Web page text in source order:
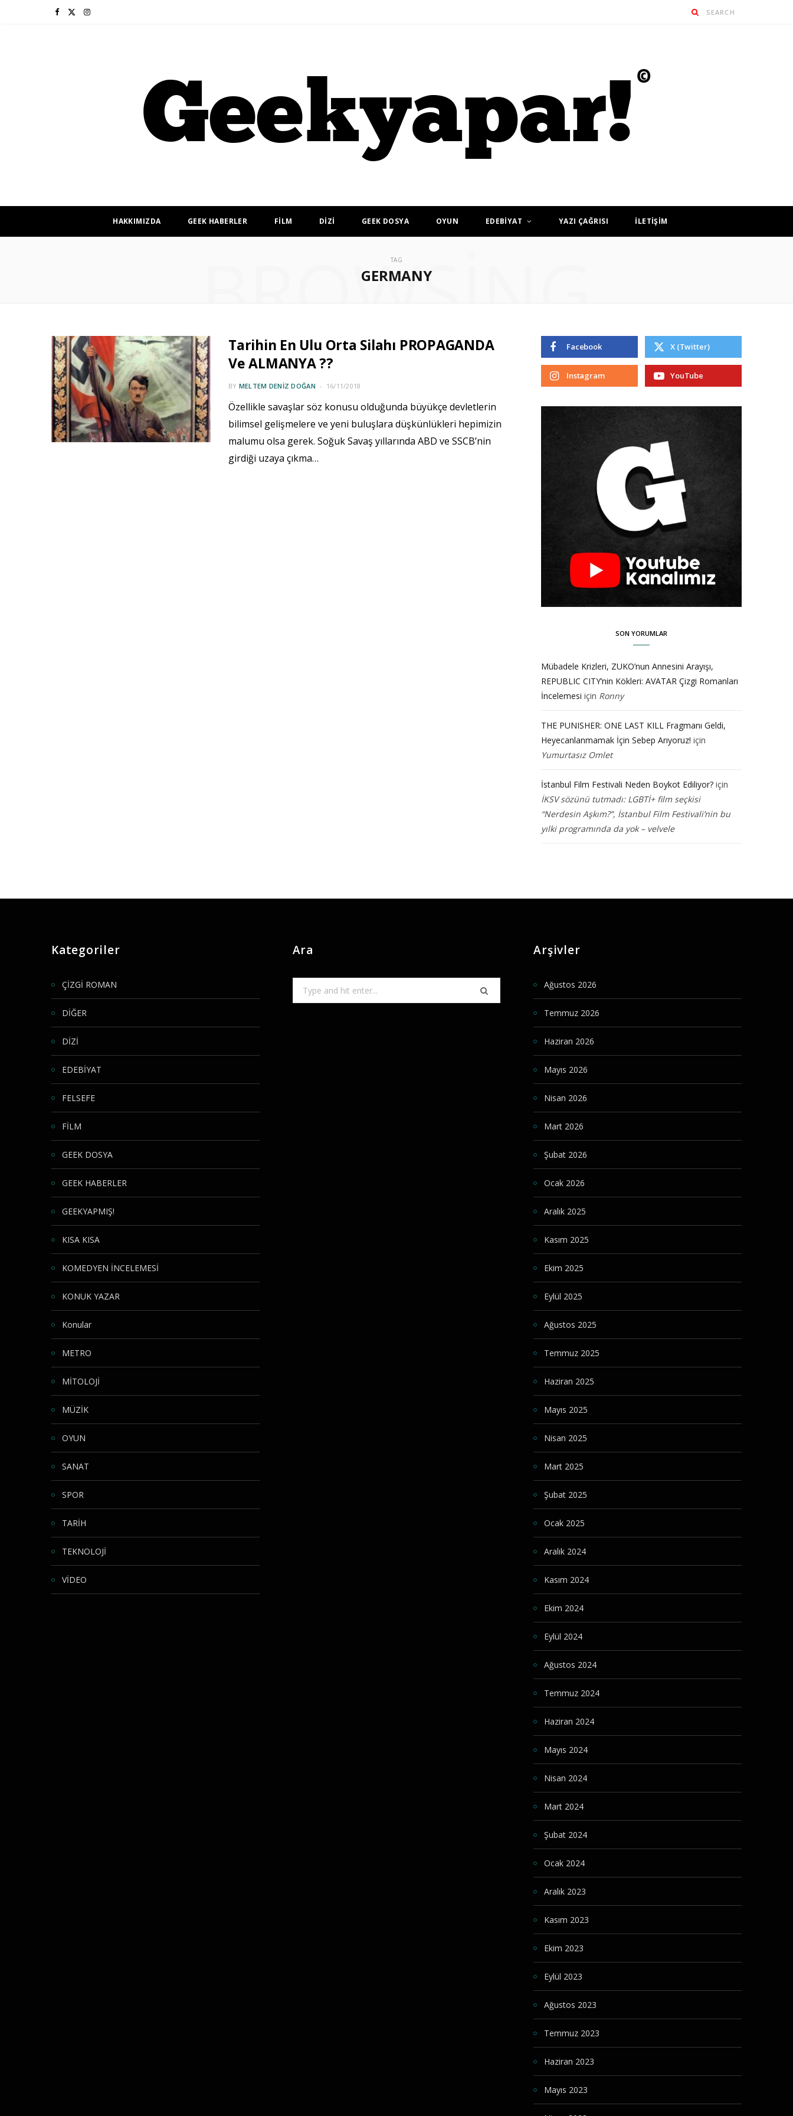
F I
HAKKIMIZDA GEEK HABERLER FİLM DİZİ GEEK DOSYA OYUN EDEBİYAT YAZI ÇAĞRISI İLETİŞİM
TAG
GERMANY
BROWSING
Tarihin En Ulu Orta Silahı PROPAGANDA
Ve ALMANYA ??
BY MELTEM DENIZ DOĞAN 16/11/2018
Özellikle savaşlar söz konusu olduğunda büyükçe devletlerin
bilimsel gelişmelere ve yeni buluşlara düşkünlükleri hepimizin
malumu olsa gerek. Soğuk Savaş yıllarında ABD ve SSCB’nin
girdiği uzaya çıkma…
Facebook X (Twitter)
Instagram YouTube
SON YORUMLAR
Mübadele Krizleri, ZUKO’nun Annesini Arayışı,
REPUBLIC CITY’nin Kökleri: AVATAR Çizgi Romanları
İncelemesi için Ronny
THE PUNISHER: ONE LAST KILL Fragmanı Geldi,
Heyecanlanmamak İçin Sebep Arıyoruz! için
Yumurtasız Omlet
İstanbul Film Festivali Neden Boykot Ediliyor? için
İKSV sözünü tutmadı: LGBTİ+ film seçkisi
“Nerdesin Aşkım?”, İstanbul Film Festivali’nin bu
yılki programında da yok – velvele
Kategoriler
ÇİZGİ ROMAN
DİĞER
DİZİ
EDEBİYAT
FELSEFE
FİLM
GEEK DOSYA
GEEK HABERLER
GEEKYAPMIŞ!
KISA KISA
KOMEDYEN İNCELEMESİ
KONUK YAZAR
Konular
METRO
MİTOLOJİ
MÜZİK
OYUN
SANAT
SPOR
TARİH
TEKNOLOJİ
VİDEO
Ara
for:
Arşivler
Ağustos 2026
Temmuz 2026
Haziran 2026
Mayıs 2026
Nisan 2026
Mart 2026
Şubat 2026
Ocak 2026
Aralık 2025
Kasım 2025
Ekim 2025
Eylül 2025
Ağustos 2025
Temmuz 2025
Haziran 2025
Mayıs 2025
Nisan 2025
Mart 2025
Şubat 2025
Ocak 2025
Aralık 2024
Kasım 2024
Ekim 2024
Eylül 2024
Ağustos 2024
Temmuz 2024
Haziran 2024
Mayıs 2024
Nisan 2024
Mart 2024
Şubat 2024
Ocak 2024
Aralık 2023
Kasım 2023
Ekim 2023
Eylül 2023
Ağustos 2023
Temmuz 2023
Haziran 2023
Mayıs 2023